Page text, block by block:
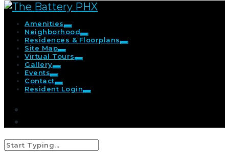
Amenities
Neighborhood
Residences & Floorplans
Site Map
Virtual Tours
Gallery
Events
Contact
Resident Login